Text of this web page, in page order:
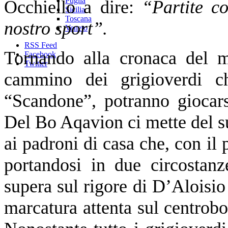
Sicilia
Toscana
Veneto
RSS Feed
Facebook
Twitter
Occhiello a dire: “Partite
nostro sport”.
Tornando alla cronaca del
cammino dei grigioverdi
“Scandone”, potranno
Del Bo Aqavion ci mette del
ai padroni di casa che, con il
portandosi in due
supera sul rigore di
marcatura attenta sul